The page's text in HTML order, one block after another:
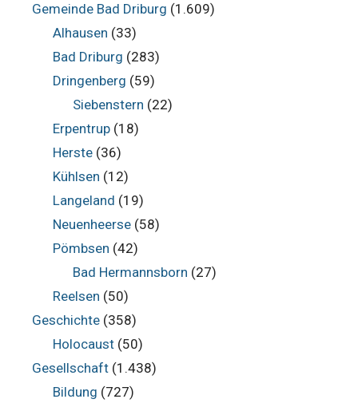
Gemeinde Bad Driburg (1.609)
Alhausen (33)
Bad Driburg (283)
Dringenberg (59)
Siebenstern (22)
Erpentrup(18)
Herste(36)
Kühlsen (12)
Langeland (19)
Neuenheerse(58)
Pömbsen (42)
Bad Hermannsborn (27)
Reelsen (50)
Geschichte (358)
Holocaust(50)
Gesellschaft (1.438)
Bildung (727)